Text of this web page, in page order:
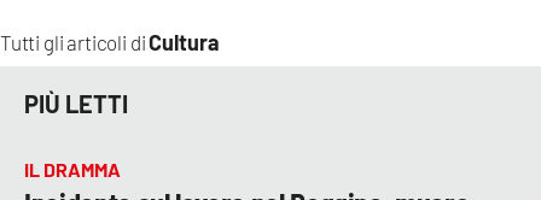
Tutti gli articoli diCultura
PIÙ LETTI
IL DRAMMA